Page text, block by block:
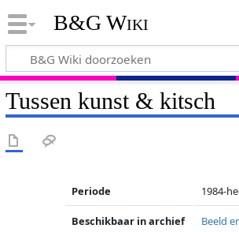
B&G Wiki
Tussen kunst & kitsch
Periode 1984-
Beschikbaar in archief Beeld